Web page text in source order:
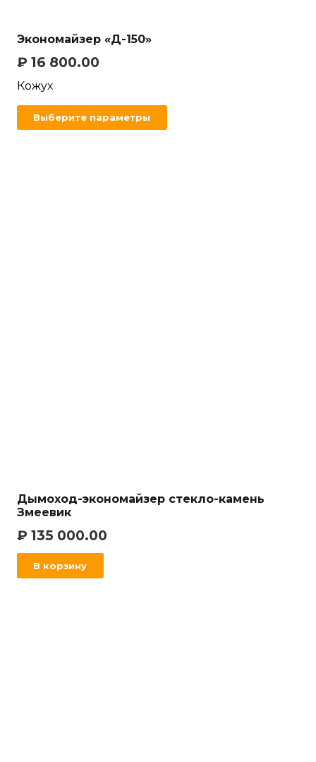
Экономайзер «Д-150»
₽ 16 800.00
Кожух
Выберите параметры
Дымоход-экономайзер стекло-камень
Змеевик
₽ 135 000.00
В корзину